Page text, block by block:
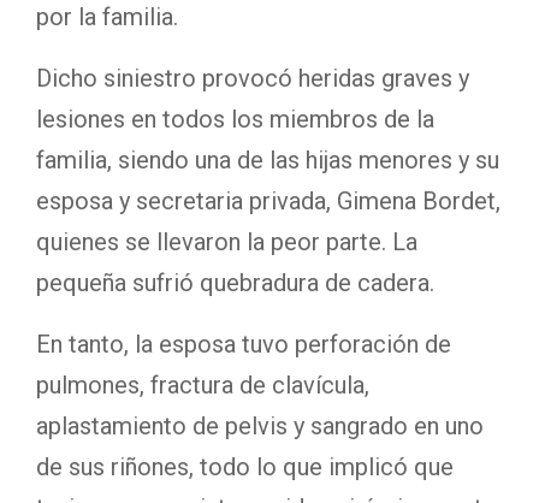
por la familia.
Dicho siniestro provocó heridas graves y
lesiones en todos los miembros de la
familia, siendo una de las hijas menores y su
esposa y secretaria privada, Gimena Bordet,
quienes se llevaron la peor parte. La
pequeña sufrió quebradura de cadera.
En tanto, la esposa tuvo perforación de
pulmones, fractura de clavícula,
aplastamiento de pelvis y sangrado en uno
de sus riñones, todo lo que implicó que